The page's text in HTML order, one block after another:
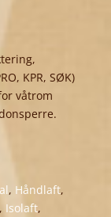
KPR, SØK)
våtrom
, Håndlaft,
Isolaft,